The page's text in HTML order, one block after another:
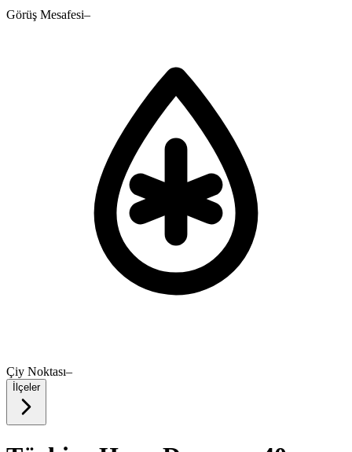
Görüş Mesafesi–
Çiy Noktası–
İlçeler